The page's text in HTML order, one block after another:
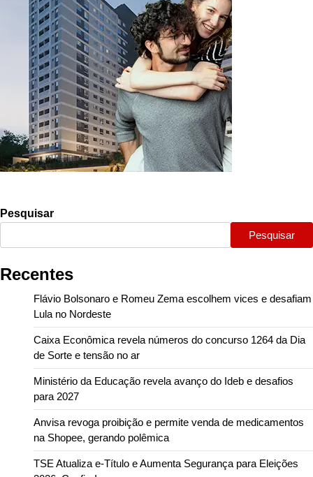
Pesquisar
Pesquisar
Recentes
Flávio Bolsonaro e Romeu Zema escolhem vices e desafiam
Lula no Nordeste
Caixa Econômica revela números do concurso 1264 da Dia
de Sorte e tensão no ar
Ministério da Educação revela avanço do Ideb e desafios
para 2027
Anvisa revoga proibição e permite venda de medicamentos
na Shopee, gerando polêmica
TSE Atualiza e-Título e Aumenta Segurança para Eleições